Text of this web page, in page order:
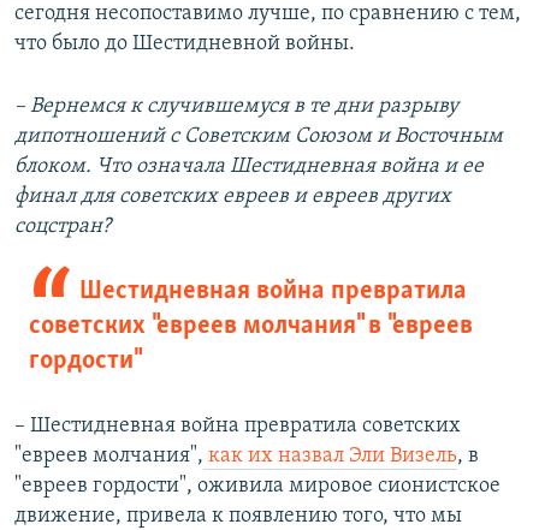
сегодня несопоставимо лучше, по сравнению с тем,
что было до Шестидневной войны.
– Вернемся к случившемуся в те дни разрыву
дипотношений с Советским Союзом и Восточным
блоком. Что означала Шестидневная война и ее
финал для советских евреев и евреев других
соцстран?
Шестидневная война превратила
советских "евреев молчания" в "евреев
гордости"
– Шестидневная война превратила советских
"евреев молчания", как их назвал Эли Визель, в
"евреев гордости", оживила мировое сионистское
движение, привела к появлению того, что мы